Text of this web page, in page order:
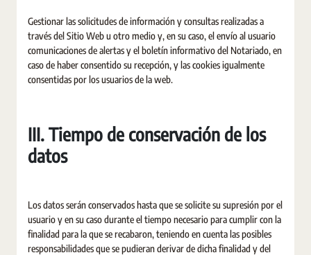
Gestionar las solicitudes de información y consultas realizadas a
través del Sitio Web u otro medio y, en su caso, el envío al usuario
comunicaciones de alertas y el boletín informativo del Notariado, en
caso de haber consentido su recepción, y las cookies igualmente
consentidas por los usuarios de la web.
III. Tiempo de conservación de los
datos
Los datos serán conservados hasta que se solicite su supresión por el
usuario y en su caso durante el tiempo necesario para cumplir con la
finalidad para la que se recabaron, teniendo en cuenta las posibles
responsabilidades que se pudieran derivar de dicha finalidad y del